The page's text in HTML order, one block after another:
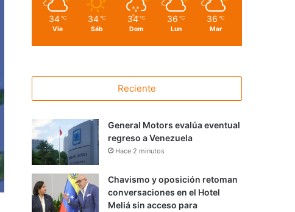
34 ℃
Vie
34 ℃
Sáb
34 ℃
Dom
36 ℃
Lun
36 ℃
Mar
Reciente
General Motors evalúa eventual
regreso a Venezuela
Hace 2 minutos
Chavismo y oposición retoman
conversaciones en el Hotel
Meliá sin acceso para